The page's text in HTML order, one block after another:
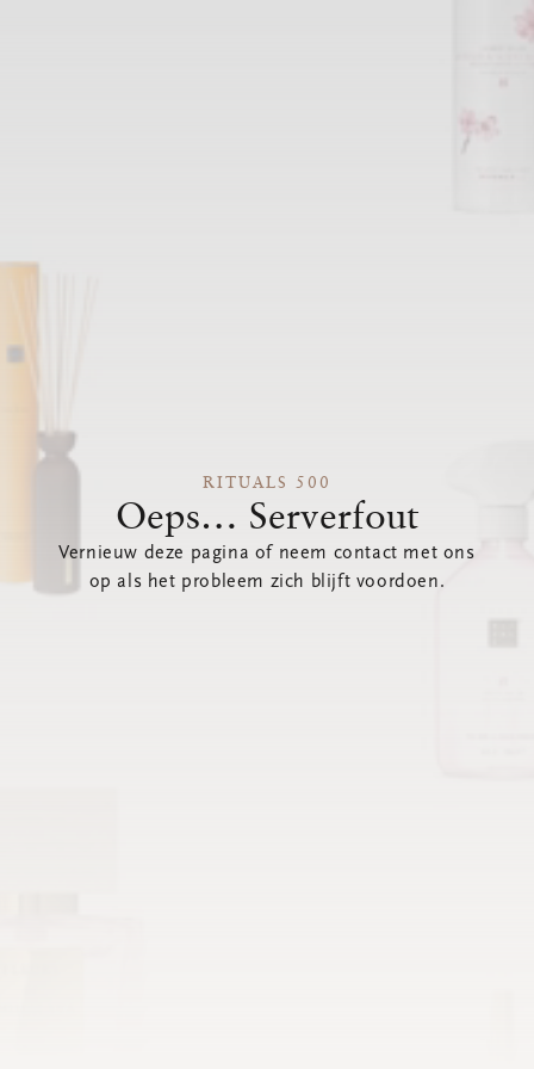
RITUALS 500
Oeps… Serverfout
Vernieuw deze pagina of neem contact met ons
op als het probleem zich blijft voordoen.